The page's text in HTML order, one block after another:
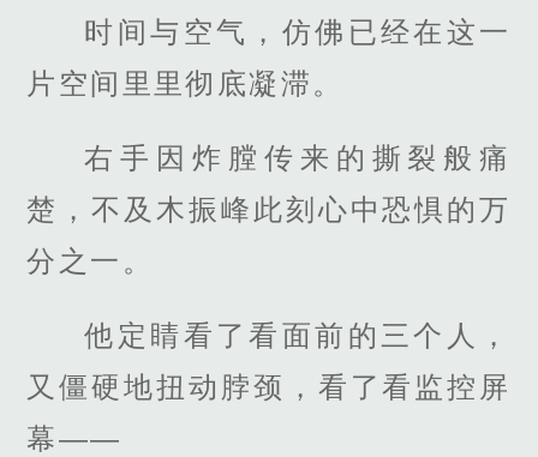
时间与空气，仿佛已经在这一
片空间里里彻底凝滞。
右手因炸膛传来的撕裂般痛
楚，不及木振峰此刻心中恐惧的万
分之一。
他定睛看了看面前的三个人，
又僵硬地扭动脖颈，看了看监控屏
幕——